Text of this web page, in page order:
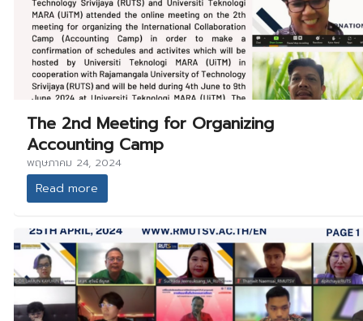
The 2nd Meeting for Organizing
Accounting Camp
พฤษภาคม 24, 2024
Read more